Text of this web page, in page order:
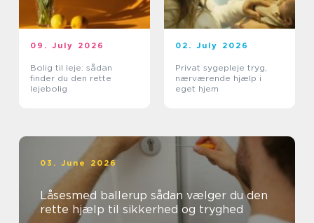
09. July 2026
Bolig til leje: sådan
finder du den rette
lejebolig
02. July 2026
Privat sygepleje tryg,
nærværende hjælp i
eget hjem
03. June 2026
Låsesmed ballerup sådan vælger du den
rette hjælp til sikkerhed og tryghed